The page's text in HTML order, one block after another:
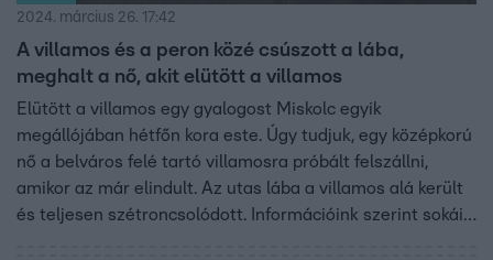
2024. március 26. 17:42
A villamos és a peron közé csúszott a lába,
meghalt a nő, akit elütött a villamos
Elütött a villamos egy gyalogost Miskolc egyik
megállójában hétfőn kora este. Úgy tudjuk, egy középkorú
nő a belváros felé tartó villamosra próbált felszállni,
amikor az már elindult. Az utas lába a villamos alá került
és teljesen szétroncsolódott. Információink szerint sokáig